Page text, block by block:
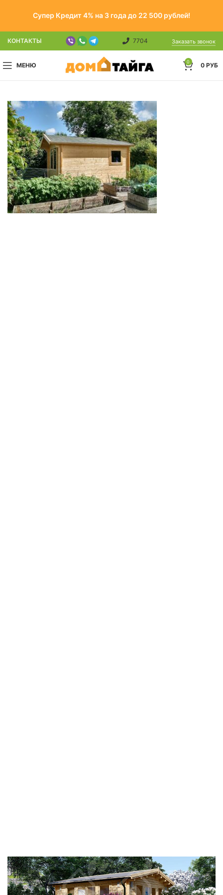
Супер Кредит 4% на 3 года до 22 500 рублей!
КОНТАКТЫ 7704 Заказать звонок
МЕНЮ 0 0 РУБ